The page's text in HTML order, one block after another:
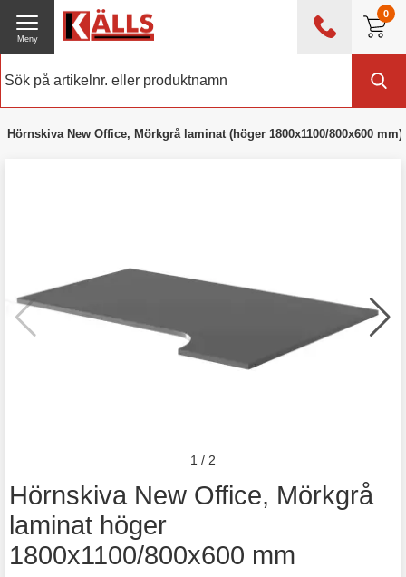
0
0476 - 214 80
Meny
Hörnskiva New Office, Mörkgrå laminat (höger 1800x1100/800x600 mm)
Hörnskiva New Office, Mörkgrå
laminat höger
1800x1100/800x600 mm
1 / 2